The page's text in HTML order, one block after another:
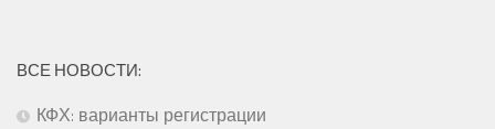
ВСЕ НОВОСТИ:
КФХ: варианты регистрации